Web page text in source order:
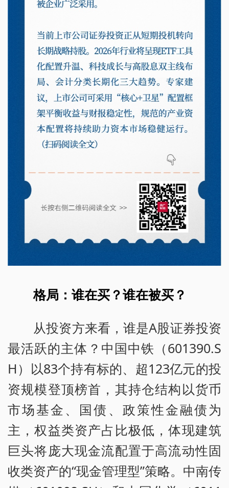
格局：谁在买？谁在被买？
从投资方来看，谁是A股证券投资
最活跃的主体？中国中铁（601390.S
H）以83个持有标的、超123亿元的投
资规模登顶榜首，其持仓结构以货币
市场基金、国债、政策性金融债为
主，权益类资产占比极低，体现建筑
巨头将庞大现金流配置于高流动性固
收类资产的“现金管理型”策略。中南传